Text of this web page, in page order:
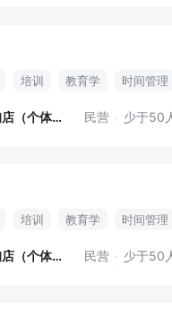
培训 教育学
时间管理
广州市越秀区心汽泡心理咨询店（个体工商户） 民营 少于50
培训 教育学
时间管理
广州市越秀区心汽泡心理咨询店（个体工商户） 民营 少于50